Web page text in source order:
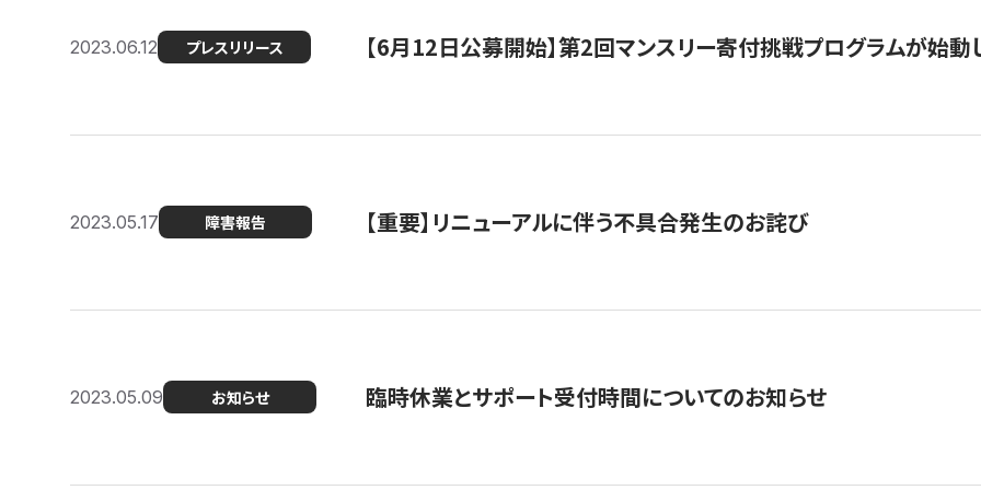
2023.06.12 プレスリリース 【6月12日公募開始】第2回マンスリー寄付挑戦プログラムが始動
2023.05.17 障害報告 【重要】リニューアルに伴う不具合発生のお詫び
2023.05.09 お知らせ 臨時休業とサポート受付時間についてのお知らせ